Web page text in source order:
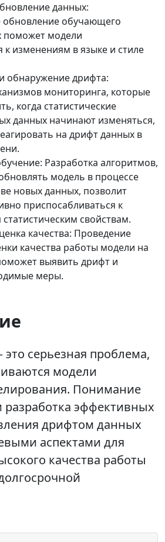
данных:
обновление обучающего
поможет модели
к изменениям в языке и стиле
обнаружение дрифта:
мониторинга, которые
когда статистические
данных начинают изменяться,
на дрифт данных в
Разработка алгоритмов,
модель в процессе
новых данных, позволит
приспосабливаться к
свойствам.
качества: Проведение
качества работы модели на
выявить дрифт и
меры.
серьезная проблема,
модели
Понимание
разработка эффективных
дрифтом данных
аспектами для
качества работы